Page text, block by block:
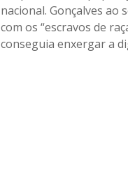
nacional. Gonçalves ao
com os “escravos de
conseguia enxergar a